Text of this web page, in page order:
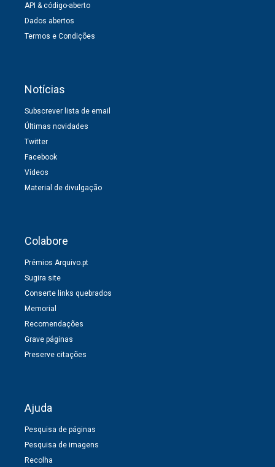
API & código-aberto
Dados abertos
Termos e Condições
Notícias
Subscrever lista de email
Últimas novidades
Twitter
Facebook
Vídeos
Material de divulgação
Colabore
Prémios Arquivo.pt
Sugira site
Conserte links quebrados
Memorial
Recomendações
Grave páginas
Preserve citações
Ajuda
Pesquisa de páginas
Pesquisa de imagens
Recolha